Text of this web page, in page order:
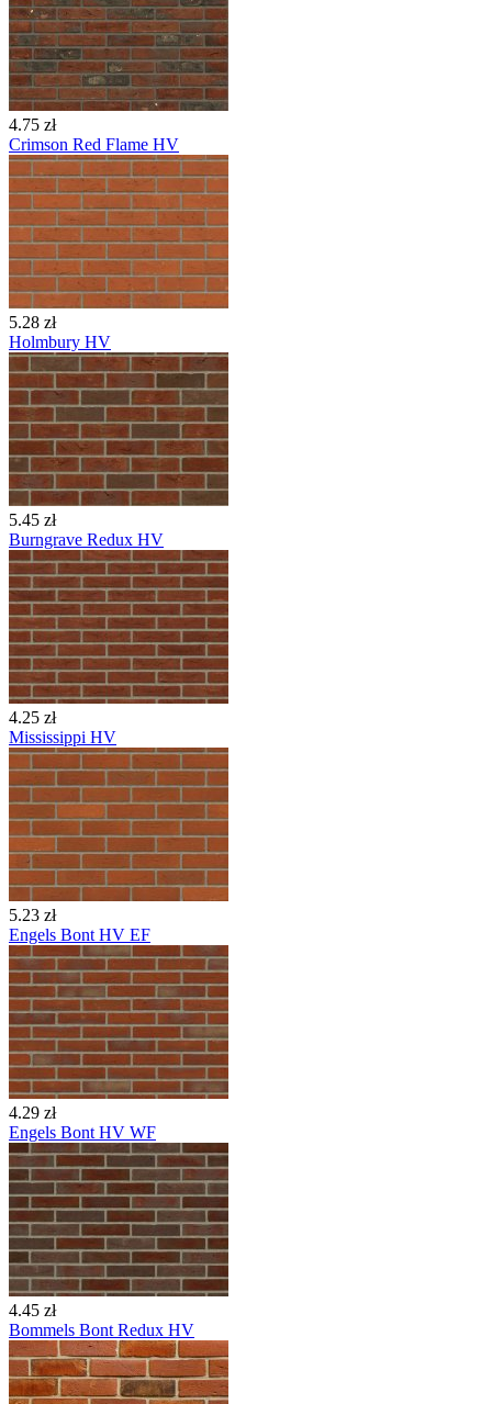
4.75 zł
Crimson Red Flame HV
5.28 zł
Holmbury HV
5.45 zł
Burngrave Redux HV
4.25 zł
Mississippi HV
5.23 zł
Engels Bont HV EF
4.29 zł
Engels Bont HV WF
4.45 zł
Bommels Bont Redux HV